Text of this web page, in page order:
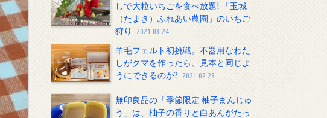
しで大粒いちごを食べ放題! 「玉城
（たまき）ふれあい農園」のいちご
狩り
2021.03.24
羊毛フェルト初挑戦。不器用なわた
しがクマを作ったら、見本と同じよ
うにできるのか?
2021.02.28
無印良品の「季節限定 柚子まんじゅ
う」は、柚子の香りと白あんがたっ